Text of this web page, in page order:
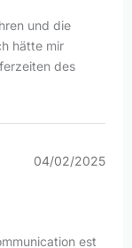
und die
hätte mir
des
04/02/2025
est